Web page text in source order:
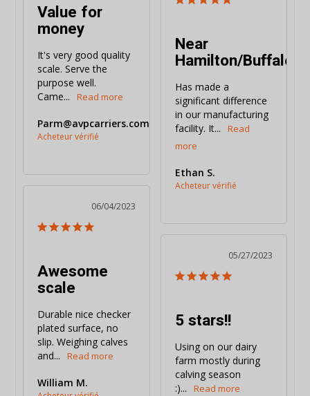
Value for
money
It's very good quality
scale. Serve the
purpose well.
Came...
Parm@avpcarriers.com
Near
Hamilton/Buffalo
Has made a
significant difference
in our manufacturing
facility. It...
Ethan S.
06/04/2023
Awesome
scale
Durable nice checker
plated surface, no
slip. Weighing calves
and...
William M.
05/27/2023
5 stars!!
Using on our dairy
farm mostly during
calving season
:)...